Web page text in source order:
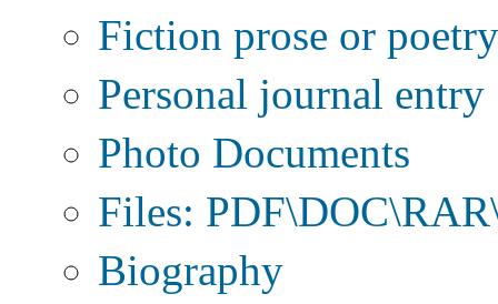
Fiction prose or poetry
Personal journal entry
Photo Documents
Files:
Biography